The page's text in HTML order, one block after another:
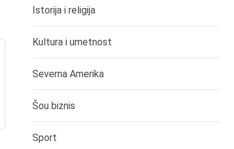
Istorija i religija
Kultura i umetnost
Severna Amerika
Šou biznis
Sport